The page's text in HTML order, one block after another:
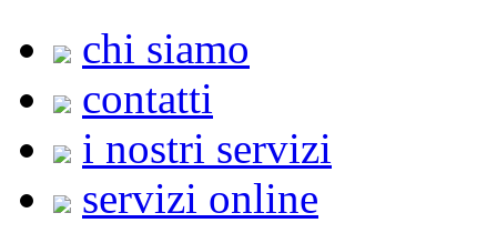
chi siamo
contatti
i nostri servizi
servizi online